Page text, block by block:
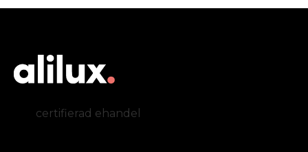
certifierad ehandel